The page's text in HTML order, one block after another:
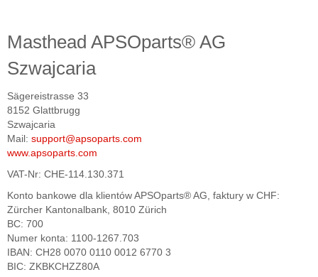
Masthead APSOparts® AG
Szwajcaria
Sägereistrasse 33
8152 Glattbrugg
Szwajcaria
Mail: support@apsoparts.com
www.apsoparts.com
VAT-Nr: CHE-114.130.371
Konto bankowe dla klientów APSOparts® AG, faktury w CHF:
Zürcher Kantonalbank, 8010 Zürich
BC: 700
Numer konta: 1100-1267.703
IBAN: CH28 0070 0110 0012 6770 3
BIC: ZKBKCHZZ80A